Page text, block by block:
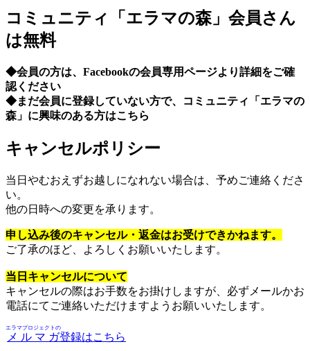
コミュニティ「エラマの森」会員さん
は無料
◆会員の方は、Facebookの会員専用ページより詳細をご確
認ください
◆まだ会員に登録していない方で、コミュニティ「エラマの
森」に興味のある方はこちら
キャンセルポリシー
当日やむおえずお越しになれない場合は、予めご連絡くださ
い。
他の日時への変更を承ります。
申し込み後のキャンセル・返金はお受けできかねます。
ご了承のほど、よろしくお願いいたします。
当日キャンセルについて
キャンセルの際はお手数をお掛けしますが、必ずメールかお
電話にてご連絡いただけますようお願いいたします。
メルマガ
エラマプロジェクトの
登録はこちら